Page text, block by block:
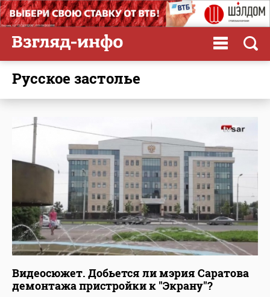
Русское застолье
Видеосюжет. Добьется ли мэрия Саратова
демонтажа пристройки к "Экрану"?